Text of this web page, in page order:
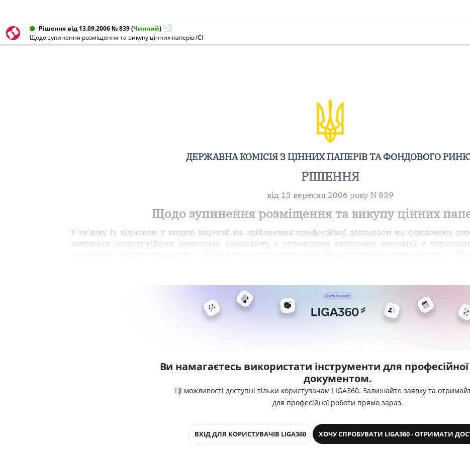
Рішення від 13.09.2006 № 839(Чинний)
Щодо зупинення розміщення та викупу цінних паперів ІСІ
ДЕРЖАВНА КОМІСІЯ З ЦІННИХ ПАПЕРІВ ТА ФОНДОВОГО
РІШЕННЯ
від 13 вересня 2006 року N 839
Щодо зупинення розміщення та викупу цінних
У зв'язку із відмовою у видачі ліцензії на здійснення професійної діяльності на фондовому
активами інституційних інвесторів (діяльність з управління активами) компанії з
Ви намагаєтесь використати інструменти для
документом.
Ці можливості доступні тільки користувачам LIGA360. Залишайте заявку та
для професійної роботи прямо зараз.
ВХІД ДЛЯ КОРИСТУВАЧІВ LIGA360 ХОЧУ СПРОБУВАТИ LIGA360 - ОТРИМАТИ